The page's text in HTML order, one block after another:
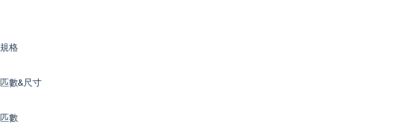
規格
匹數&尺寸
匹數